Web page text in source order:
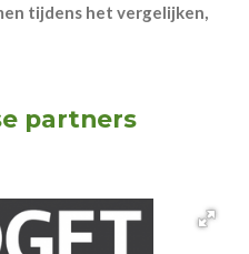
tijdens het vergelijken,
partners